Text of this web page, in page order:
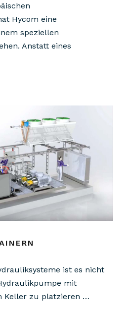
Hycom eine
speziellen
Anstatt eines
ist es nicht
mit
Keller zu platzieren …